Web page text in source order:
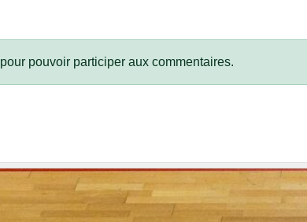
pour pouvoir participer aux commentaires.